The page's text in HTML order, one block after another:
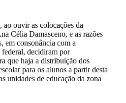
ao ouvir as colocações da
Célia Damasceno, e as razões
em consonância com a
decidiram por
que haja a distribuição dos
para os alunos a partir desta
unidades de educação da zona